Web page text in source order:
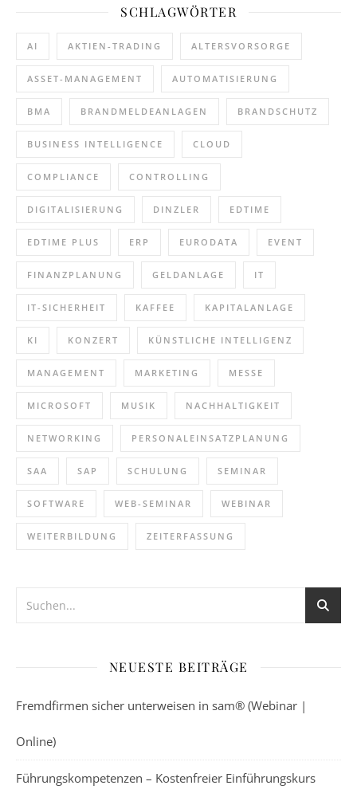
SCHLAGWÖRTER
AI AKTIEN-TRADING ALTERSVORSORGE
ASSET-MANAGEMENT AUTOMATISIERUNG
BMA BRANDMELDEANLAGEN BRANDSCHUTZ
BUSINESS INTELLIGENCE CLOUD
COMPLIANCE CONTROLLING
DIGITALISIERUNG DINZLER EDTIME
EDTIME PLUS ERP EURODATA EVENT
FINANZPLANUNG GELDANLAGE IT
IT-SICHERHEIT KAFFEE KAPITALANLAGE
KI KONZERT KÜNSTLICHE INTELLIGENZ
MANAGEMENT MARKETING MESSE
MICROSOFT MUSIK NACHHALTIGKEIT
NETWORKING PERSONALEINSATZPLANUNG
SAA SAP SCHULUNG SEMINAR
SOFTWARE WEB-SEMINAR WEBINAR
WEITERBILDUNG ZEITERFASSUNG
NEUESTE BEITRÄGE
Fremdfirmen sicher unterweisen in sam® (Webinar |
Online)
Führungskompetenzen – Kostenfreier Einführungskurs